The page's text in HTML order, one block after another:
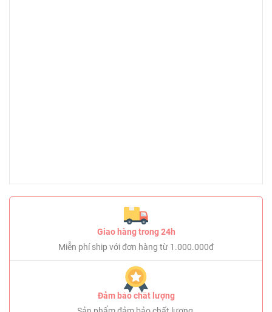
Giao hàng trong 24h
Miễn phí ship với đơn hàng từ 1.000.000đ
Đảm bảo chất lượng